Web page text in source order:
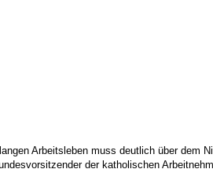
Arbeitsleben muss deutlich über dem
der katholischen